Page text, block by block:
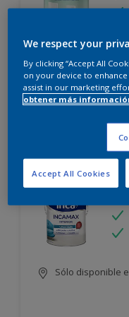
Sólo disponible
Sólo disponible
We respect your
By clicking “Accept All
on your device to enhance
assist in our marketing
obtener más
Accept All Cookies